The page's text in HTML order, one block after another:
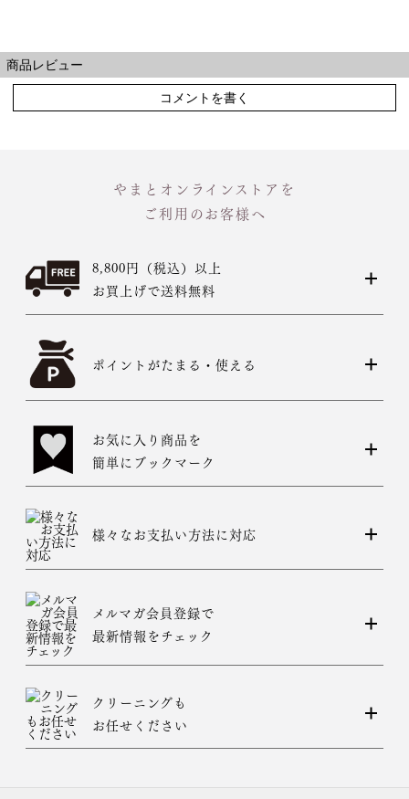
商品レビュー
コメントを書く
やまとオンラインストアを
ご利用のお客様へ
8,800円（税込）以上
お買上げで送料無料
ポイントがたまる・使える
お気に入り商品を
簡単にブックマーク
様々なお支払い方法に対応
メルマガ会員登録で
最新情報をチェック
クリーニングも
お任せください